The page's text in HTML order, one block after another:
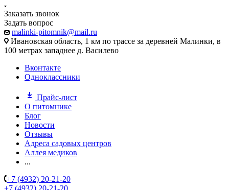
Заказать звонок
Задать вопрос
malinki-pitomnik@mail.ru
Ивановская область, 1 км по трассе за деревней Малинки, в
100 метрах западнее д. Василево
Вконтакте
Одноклассники
Прайс-лист
О питомнике
Блог
Новости
Отзывы
Адреса садовых центров
Аллея медиков
...
+7 (4932) 20-21-20
+7 (4932) 20-21-20